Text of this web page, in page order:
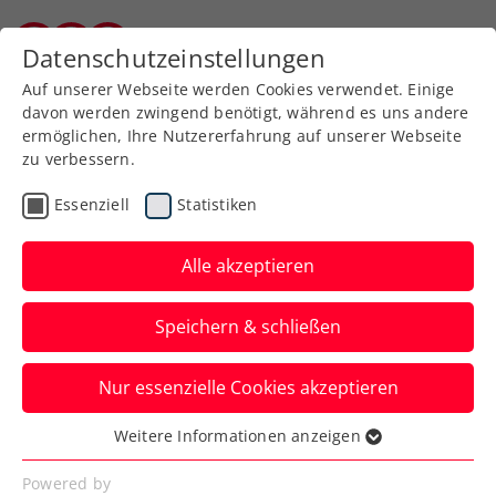
Zurück zur Newsübersicht
WTA
Upper Austria Ladies
Linz: Kraus beendet
Österreicherinnen-Fluch
Die heimische Nummer eins gewinnt als
erste ÖTV-Dame seit 2013 ein
Einzelmatch beim WTA-Heimturnier.
Verfasst von: Presseaussendung / Redaktion, 26.01.2025
Datenschutzeinstellungen
Auf unserer Webseite werden Cookies verwendet. Einige
davon werden zwingend benötigt, während es uns andere
ermöglichen, Ihre Nutzererfahrung auf unserer Webseite
zu verbessern.
Essenziell Statistiken
Alle akzeptieren
Speichern & schließen
Nur essenzielle Cookies akzeptieren
Essenziell
Essenzielle Cookies werden für grundlegende
Weitere Informationen anzeigen
Powered by